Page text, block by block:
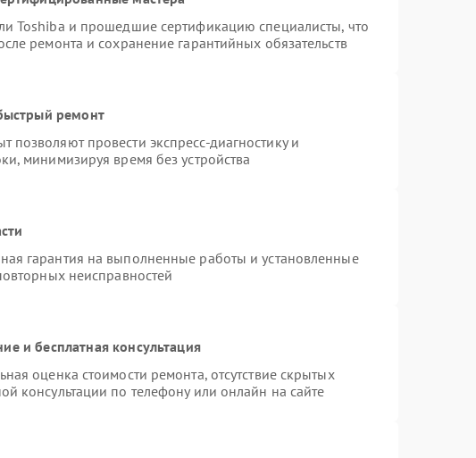
Toshiba и прошедшие сертификацию специалисты, что
ремонта и сохранение гарантийных обязательств
ремонт
провести экспресс-диагностику и
минимизируя время без устройства
гарантия на выполненные работы и установленные
неисправностей
и бесплатная консультация
оценка стоимости ремонта, отсутствие скрытых
консультации по телефону или онлайн на сайте